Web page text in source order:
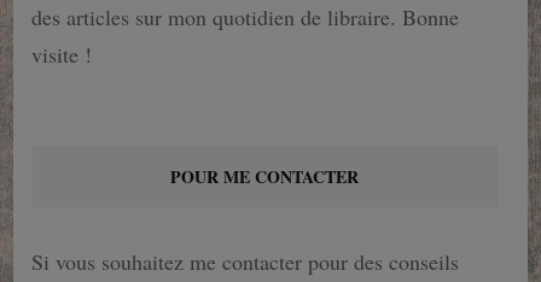
des articles sur mon quotidien de libraire. Bonne
visite !
POUR ME CONTACTER
Si vous souhaitez me contacter pour des conseils